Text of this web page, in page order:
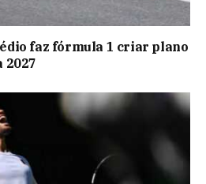
faz fórmula 1 criar plano
2027